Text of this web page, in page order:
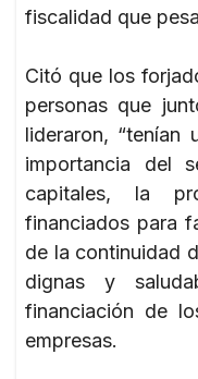
fiscalidad que
Citó que los
personas que
lideraron, “tenían
importancia del
capitales, la
financiados para
de la continuidad
dignas y
financiación de
empresas.